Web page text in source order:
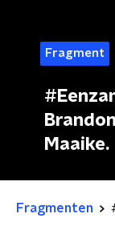
Fragment
Maaike.
Fragmenten